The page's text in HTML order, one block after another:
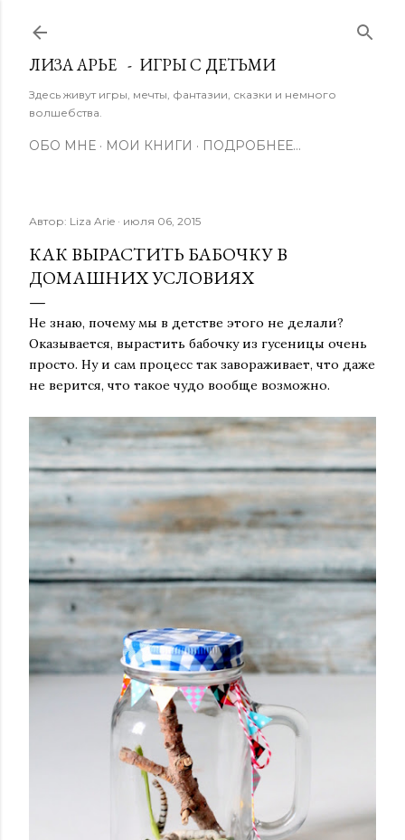
ЛИЗА АРЬЕ - ИГРЫ С ДЕТЬМИ
Здесь живут игры, мечты, фантазии, сказки и немного
волшебства.
ОБО МНЕ МОИ КНИГИ ПОДРОБНЕЕ…
Автор: Liza Arie июля 06, 2015
КАК ВЫРАСТИТЬ БАБОЧКУ В
ДОМАШНИХ УСЛОВИЯХ
Не знаю, почему мы в детстве этого не делали?
Оказывается, вырастить бабочку из гусеницы очень
просто. Ну и сам процесс так завораживает, что даже
не верится, что такое чудо вообще возможно.